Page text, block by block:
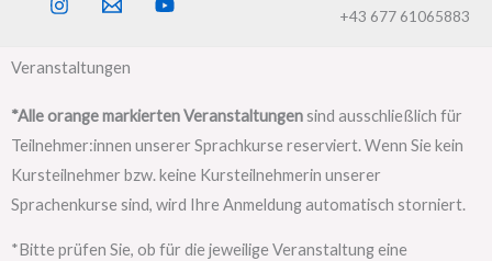
+43 677 61065883
Veranstaltungen
*Alle orange markierten Veranstaltungensind ausschließlich für
Teilnehmer:innen unserer Sprachkurse reserviert. Wenn Sie kein
Kursteilnehmer bzw. keine Kursteilnehmerin unserer
Sprachenkurse sind, wird Ihre Anmeldung automatisch storniert.
*Bitte prüfen Sie, ob für die jeweilige Veranstaltung eine